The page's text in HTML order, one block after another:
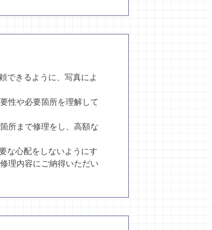
できるように、写真によ
性や必要箇所を理解して
所まで修理をし、高額な
な心配をしないようにす
理内容にご納得いただい